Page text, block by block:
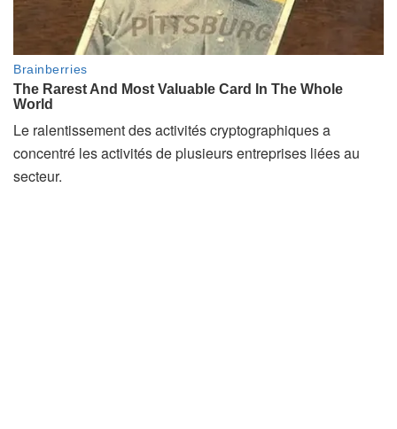
Le ralentissement des activités cryptographiques a
concentré les activités de plusieurs entreprises liées au
secteur.